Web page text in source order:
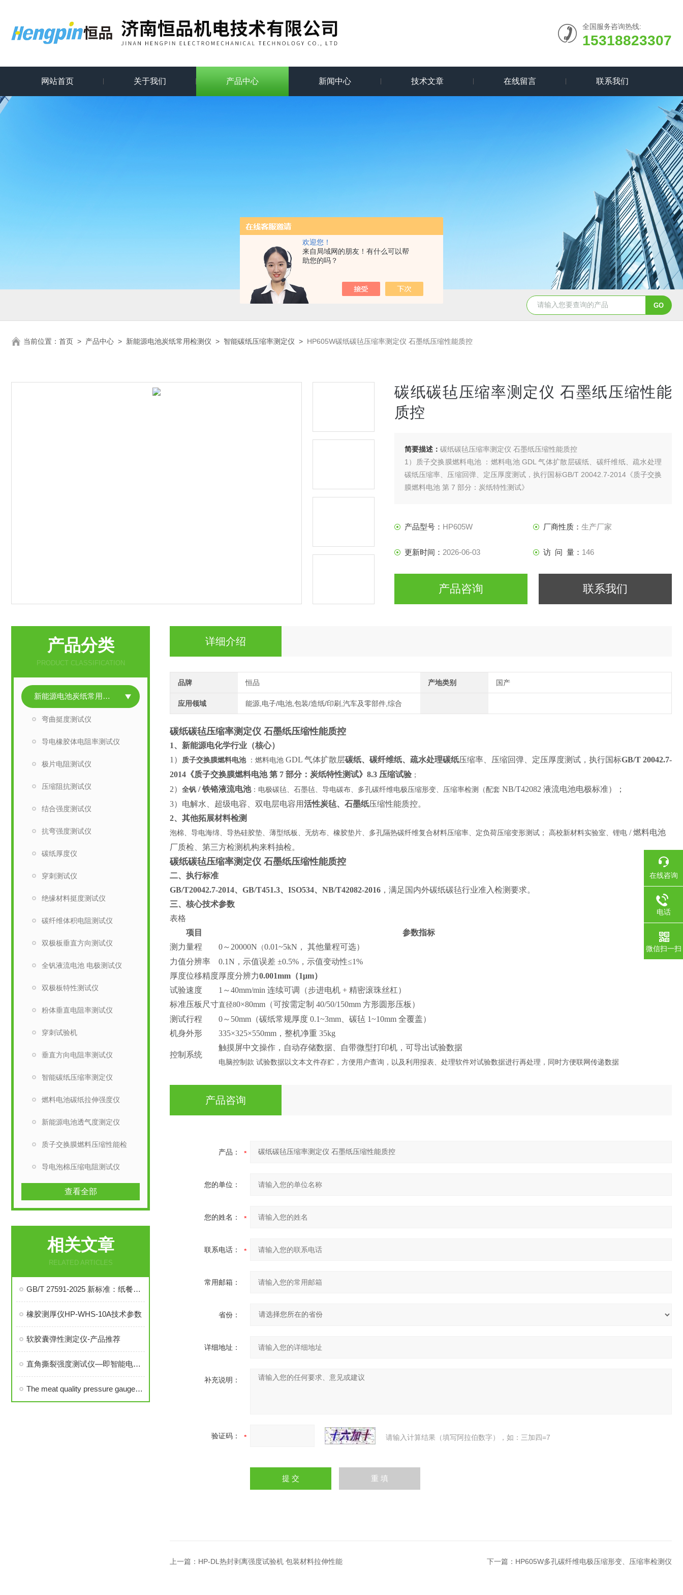
欢迎您！
来自局域网的朋友！有什么可以帮
助您的吗？
全国服务咨询热线:
15318823307
网站首页 关于我们 产品中心 新闻中心 技术文章 在线留言 联系我们
当前位置： 首页 > 产品中心 > 新能源电池炭纸常用检测仪 > 智能碳纸压缩率测定仪 > HP605W碳纸碳毡压缩率测定仪 石墨纸压缩性能质控
碳纸碳毡压缩率测定仪 石墨纸压缩性能
质控
简要描述： 碳纸碳毡压缩率测定仪 石墨纸压缩性能质控
1）质子交换膜燃料电池 ：燃料电池 GDL 气体扩散层碳纸、碳纤维纸、疏水处理
碳纸压缩率、压缩回弹、定压厚度测试，执行国标GB/T 20042.7-2014《质子交换
膜燃料电池 第 7 部分：炭纸特性测试》
产品型号： HP605W 厂商性质： 生产厂家
更新时间： 2026-06-03 访 问 量： 146
产品咨询 联系我们
详细介绍
品牌 恒品 产地类别 国产
应用领域 能源,电子/电池,包装/造纸/印刷,汽车及零部件,综合
碳纸碳毡压缩率测定仪 石墨纸压缩性能质控
1、新能源电化学行业（核心）
1）
质子交换膜燃料电池 ：燃料电池 GDL 气体扩散层碳纸、碳纤维纸、疏水处理碳纸压缩率、压缩回弹、定压厚度测试，执行国标GB/T 20042.7-
2014《质子交换膜燃料电池 第 7 部分：炭纸特性测试》8.3 压缩试验 ；
2） 全钒 / 铁铬液流电池：电极碳毡、石墨毡、导电碳布、多孔碳纤维电极压缩形变、压缩率检测（配套 NB/T42082 液流电池电极标准）；
3）电解水、超级电容、双电层电容用活性炭毡、石墨纸压缩性能质控。
2、其他拓展材料检测
泡棉、导电海绵、导热硅胶垫、薄型纸板、无纺布、橡胶垫片、多孔隔热碳纤维复合材料压缩率、定负荷压缩变形测试； 高校新材料实验室、锂电 / 燃料电池
厂质检、第三方检测机构来料抽检。
碳纸碳毡压缩率测定仪 石墨纸压缩性能质控
二、执行标准
GB/T20042.7-2014、GB/T451.3、ISO534、NB/T42082-2016 ，满足国内外碳纸碳毡行业准入检测要求。
三、核心技术参数
表格
项目
参数指标
测力量程
0～ 20000N （0.01~5kN， 其他量程可选）
力值分辨率
0.1N，示值误差 ±0.5%，示值变动性≤1%
厚度位移精度厚度分辨力0.001mm（1μm）
试验速度
1～40mm/min 连续可调（步进电机 + 精密滚珠丝杠）
标准压板尺寸直径80×80mm（可按需定制 40/50/150mm 方形圆形压板）
测试行程
0～50mm（碳纸常规厚度 0.1~3mm、碳毡 1~10mm 全覆盖）
机身外形
335×325×550mm，整机净重 35kg
控制系统
触摸屏中文操作，自动存储数据、自带微型打印机，可导出试验数据
电脑控制款 试验数据以文本文件存贮，方便用户查询，以及利用报表、处理软件对试验数据进行再处理，同时方便联网传递数据
产品咨询
产品：
您的单位：
您的姓名：
联系电话：
常用邮箱：
省份：
详细地址：
补充说明：
验证码： 请输入计算结果（填写阿拉伯数字），如：三加四=7
上一篇： HP-DL​热封剥离强度试验机 包装材料拉伸性能 下一篇： HP605W多孔碳纤维电极压缩形变、压缩率检测仪
产品分类
PRODUCT CLASSIFICATION
新能源电池炭纸常用检测仪
弯曲挺度测试仪
导电橡胶体电阻率测试仪
极片电阻测试仪
压缩阻抗测试仪
结合强度测试仪
抗弯强度测试仪
碳纸厚度仪
穿刺测试仪
绝缘材料挺度测试仪
碳纤维体积电阻测试仪
双极板垂直方向测试仪
全钒液流电池 电极测试仪
双极板特性测试仪
粉体垂直电阻率测试仪
穿刺试验机
垂直方向电阻率测试仪
智能碳纸压缩率测定仪
燃料电池碳纸拉伸强度仪
新能源电池透气度测定仪
质子交换膜燃料压缩性能检
导电泡棉压缩电阻测试仪
查看全部
相关文章
RELATED ARTICLES
GB/T 27591-2025 新标准：纸餐具力学性能测试仪技术研究与应用
橡胶测厚仪HP-WHS-10A技术参数
软胶囊弹性测定仪-产品推荐
直角撕裂强度测试仪—即智能电子拉力试验机 原理
The meat quality pressure gauge-产品推荐
在线咨询
电话
微信扫一扫